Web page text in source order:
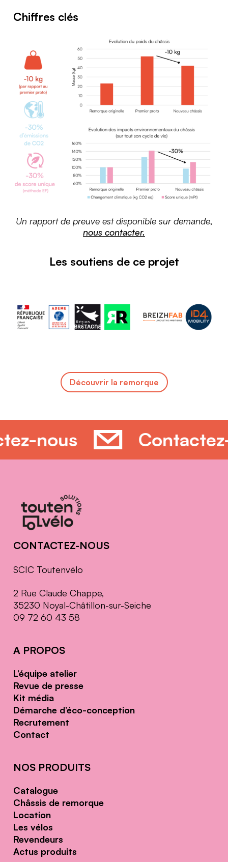
Chiffres clés
Un rapport de preuve est disponible sur demande,
nous contacter.
Les soutiens de ce projet
Découvrir la remorque
nous
Informations
complémentaires
CONTACTEZ-NOUS
SCIC Toutenvélo
2 Rue Claude Chappe,
35230 Noyal-Châtillon-sur-Seiche
09 72 60 43 58
A PROPOS
L’équipe atelier
Revue de presse
Kit média
Démarche d’éco-conception
Recrutement
Contact
NOS PRODUITS
Catalogue
Châssis de remorque
Location
Les vélos
Revendeurs
Actus produits